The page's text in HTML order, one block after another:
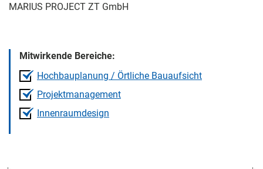
MARIUS PROJECT ZT GmbH
Mitwirkende Bereiche:
Hochbauplanung / Örtliche Bauaufsicht
Projektmanagement
Innenraumdesign